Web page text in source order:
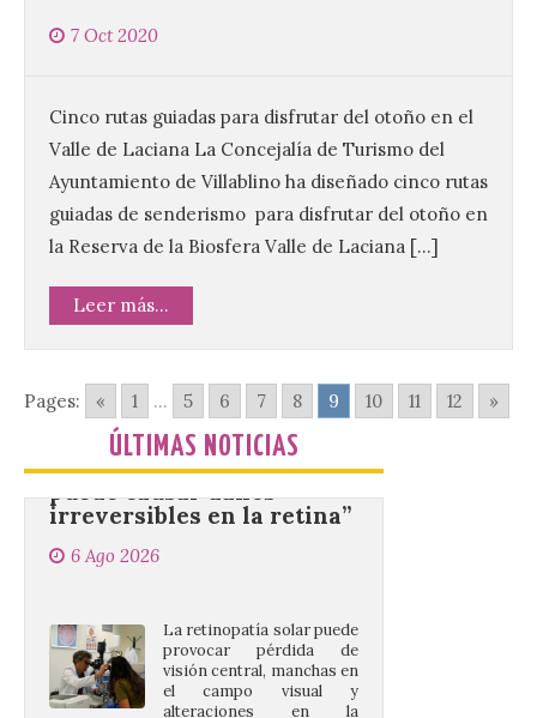
7 Oct 2020
Cinco rutas guiadas para disfrutar del otoño en el
Valle de Laciana La Concejalía de Turismo del
Ayuntamiento de Villablino ha diseñado cinco rutas
guiadas de senderismo para disfrutar del otoño en
la Reserva de la Biosfera Valle de Laciana […]
Leer más...
Pages: « 1 ... 5 6 7 8 9 10 11 12 »
ÚLTIMAS NOTICIAS
agosto en la Plaza Mayor.
Se celebrará el próximo
domingo 16 de agosto, a
partir de las 23:00 horas,
ciudad. El Salón de Plenos
del Ayuntamiento de La Bañeza ha
“Mirar un eclipse sin
protección adecuada
puede causar daños
irreversibles en la retina”
el campo visual y
alteraciones en la
percepción de formas y colores. El
especialista en Oftalmología del Hospital
San Juan de Dios de León, Dr. Mahave